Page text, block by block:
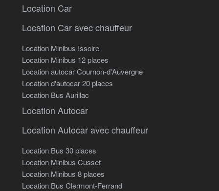
Location Car
Location Car avec chauffeur
Location Minibus Issoire
Location Minibus 12 places
Location autocar Cournon-d'Auvergne
Location d'autocar 20 places
Location Bus Aurillac
Location Autocar
Location Autocar avec chauffeur
Location Bus 30 places
Location Minibus Cusset
Location Minibus 8 places
Location Bus Clermont-Ferrand